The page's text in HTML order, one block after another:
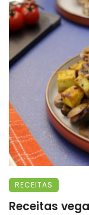
RECEITAS
Receitas